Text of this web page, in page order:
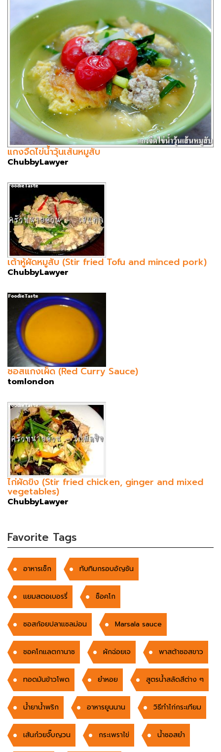
แกงจืดไข่น้ำวุ้นเส้นหมูสับ
ChubbyLawyer
เต้าหู้ผัดหมูสับ (Stir fried Tofu and minced pork)
ChubbyLawyer
ซอสแกงเผ็ด (Red Curry Sauce)
tomlondon
ไก่ผัดขิง (Stir fried chicken, ginger and mixed
vegetables)
ChubbyLawyer
Favorite Tags
อาหารเช็ก ทับทิมกรอบอัญชัน
แยมสตอเบอรรี่ ช็อคโก
ซอสก้อยปลาแซลม่อน Marsala sauce
ชอคโกแลตกานาซ ผักฉ่อยเจ พาสต้าซอสขาว
ทอดมันข้าวโพด ยำหอย สูตรน้ำสลัดสีต่าง ๆ
น้ำยาน้ำพริก อาหารยูนนาน วิธีทำไก่กระเทียม
เส้นก๋วยจั๊บญวน กระเพราไข่ น้ำซอสยำ